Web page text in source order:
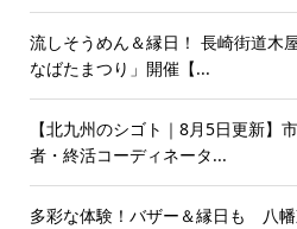
流しそうめん＆縁日！ 長崎街道木
なばたまつり」開催【...
【北九州のシゴト｜8月5日更新】
者・終活コーディネータ...
多彩な体験！バザー＆縁日も 八